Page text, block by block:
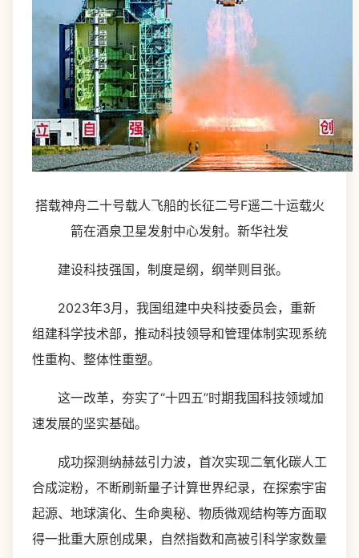
搭载神舟二十号载人飞船的长征二号F遥二十运载火
箭在酒泉卫星发射中心发射。新华社发
建设科技强国，制度是纲，纲举则目张。
2023年3月，我国组建中央科技委员会，重新
组建科学技术部，推动科技领导和管理体制实现系统
性重构、整体性重塑。
这一改革，夯实了“十四五”时期我国科技领域加
速发展的坚实基础。
成功探测纳赫兹引力波，首次实现二氧化碳人工
合成淀粉，不断刷新量子计算世界纪录，在探索宇宙
起源、地球演化、生命奥秘、物质微观结构等方面取
得一批重大原创成果，自然指数和高被引科学家数量